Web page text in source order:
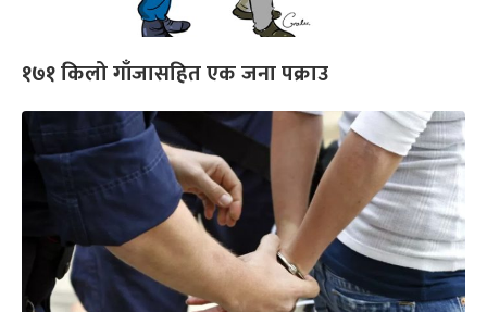
१७१ किलो गाँजासहित एक जना पक्राउ